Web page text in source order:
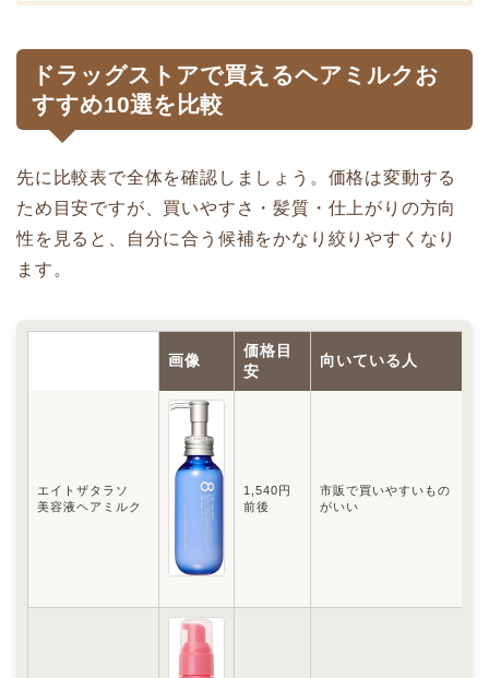
ドラッグストアで買えるヘアミルクお
すすめ10選を比較
先に比較表で全体を確認しましょう。価格は変動する
ため目安ですが、買いやすさ・髪質・仕上がりの方向
性を見ると、自分に合う候補をかなり絞りやすくなり
ます。
画像
価格目
安
向いている人
エイトザタラソ
美容液ヘアミルク
1,540円
前後
市販で買いやすいもの
がいい